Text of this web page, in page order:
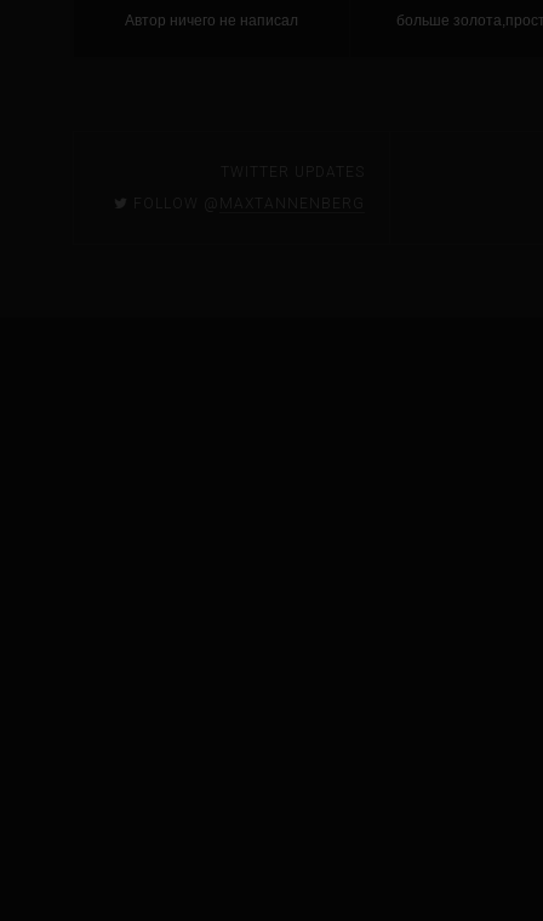
Автор ничего не написал больше
TWITTER UPDATES
FOLLOW @
MAXTANNENBERG